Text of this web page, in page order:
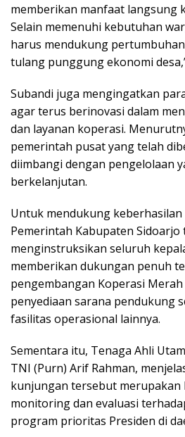
memberikan manfaat langsung
Selain memenuhi kebutuhan
harus mendukung
tulang punggung ekonomi
Subandi juga mengingatkan
agar terus berinovasi dalam
dan layanan koperasi.
pemerintah pusat yang telah
diimbangi dengan pengelolaan
berkelanjutan.
Untuk mendukung
Pemerintah Kabupaten Sidoarjo
menginstruksikan seluruh
memberikan dukungan penuh
pengembangan Koperasi
penyediaan sarana pendukung
fasilitas operasional lainnya.
Sementara itu, Tenaga Ahli
TNI (Purn) Arif Rahman,
kunjungan tersebut merupakan
monitoring dan evaluasi
program prioritas Presiden di